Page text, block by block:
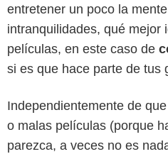
entretener un poco la
intranquilidades, qué mejor
películas, en este caso de
si es que hace parte de tus
Independientemente de
o malas películas (porque
parezca, a veces no es